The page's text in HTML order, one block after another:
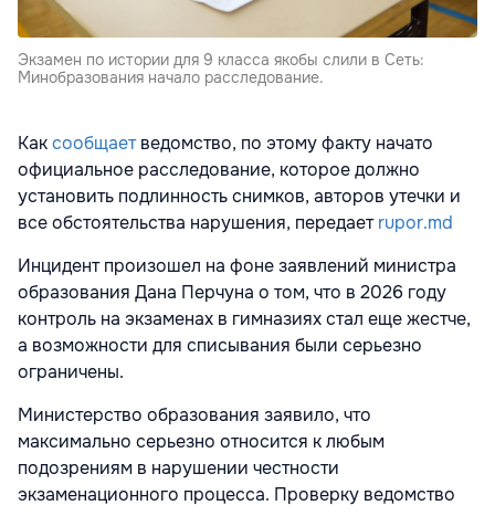
Экзамен по истории для 9 класса якобы слили в Сеть:
Минобразования начало расследование.
Каксообщаетведомство, по этому факту начато
официальное расследование, которое должно
установить подлинность снимков, авторов утечки и
все обстоятельства нарушения, передаетrupor.md
Инцидент произошел на фоне заявлений министра
образования Дана Перчуна о том, что в 2026 году
контроль на экзаменах в гимназиях стал еще жестче,
а возможности для списывания были серьезно
ограничены.
Министерство образования заявило, что
максимально серьезно относится к любым
подозрениям в нарушении честности
экзаменационного процесса. Проверку ведомство